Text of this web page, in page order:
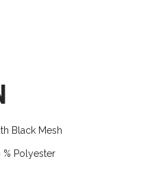
Black Mesh
Polyester